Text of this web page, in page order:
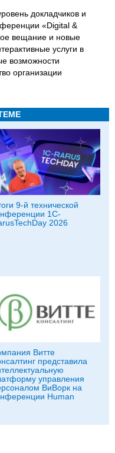
докладчиков и
«Digital &
вещание и новые
услуги в
возможности
организации
9-й технической
1C-
2026
Витте
представила
управления
ВиВорк на
Human